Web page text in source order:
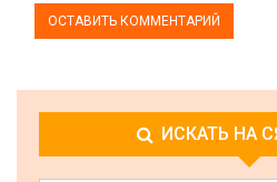
ИСКАТЬ НА